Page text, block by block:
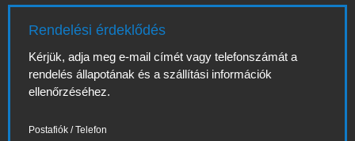
Rendelési érdeklődés
Kérjük, adja meg e-mail címét vagy telefonszámát a
rendelés állapotának és a szállítási információk
ellenőrzéséhez.
Postafiók / Telefon